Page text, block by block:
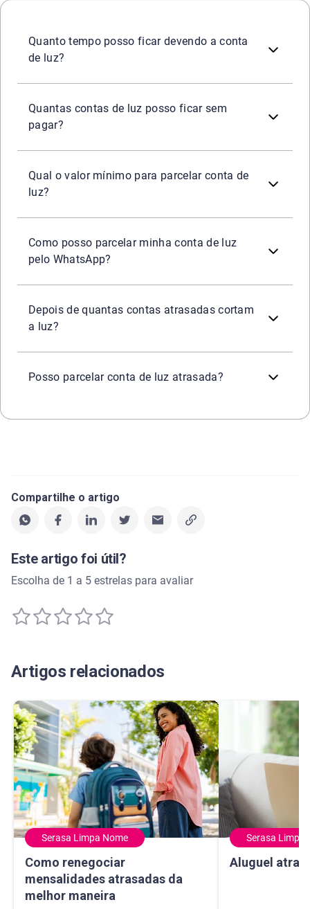
Quanto tempo posso ficar devendo a conta
de luz?
Quantas contas de luz posso ficar sem
pagar?
Qual o valor mínimo para parcelar conta de
luz?
Como posso parcelar minha conta de luz
pelo WhatsApp?
Outra maneira de parcelar contas de luz pelo
Depois de quantas contas atrasadas cortam
a luz?
Posso parcelar conta de luz atrasada?
Compartilhe o artigo
Este artigo foi útil?
Escolha de 1 a 5 estrelas para avaliar
Artigos relacionados
Serasa Limpa Nome
Como renegociar
mensalidades atrasadas da
melhor maneira
Como renegociar mensalidades atrasadas da melhor
Serasa Limpa
Aluguel
Aluguel